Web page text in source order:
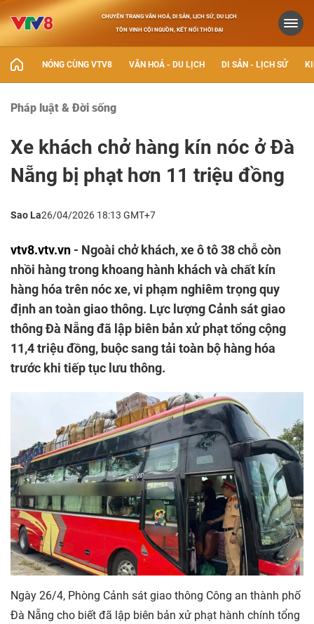
CHUYÊN TRANG VĂN HOÁ, DI SẢN, LỊCH SỬ, DU LỊCH
TÔN VINH CỘI NGUỒN, KẾT NỐI THỜI ĐẠI
NÓNG CÙNG VTV8 VĂN HOÁ - DU LỊCH DI SẢN - LỊCH SỬ
Pháp luật & Đời sống
Xe khách chở hàng kín nóc ở Đà
Nẵng bị phạt hơn 11 triệu đồng
Sao La26/04/2026 18:13 GMT+7
vtv8.vtv.vn - Ngoài chở khách, xe ô tô 38 chỗ còn
nhồi hàng trong khoang hành khách và chất kín
hàng hóa trên nóc xe, vi phạm nghiêm trọng quy
định an toàn giao thông. Lực lượng Cảnh sát giao
thông Đà Nẵng đã lập biên bản xử phạt tổng cộng
11,4 triệu đồng, buộc sang tải toàn bộ hàng hóa
trước khi tiếp tục lưu thông.
Ngày 26/4, Phòng Cảnh sát giao thông Công an thành phố
Đà Nẵng cho biết đã lập biên bản xử phạt hành chính tổng